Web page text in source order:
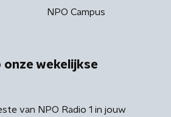
NPO Campus
onze wekelijkse
van NPO Radio 1 in jouw